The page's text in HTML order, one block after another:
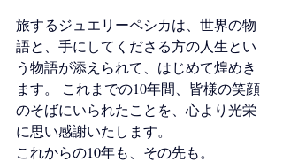
旅するジュエリーペシカは、世界の物
語と、手にしてくださる方の人生とい
う物語が添えられて、はじめて煌めき
ます。 これまでの10年間、皆様の笑顔
のそばにいられたことを、心より光栄
に思い感謝いたします。
これからの10年も、その先も。